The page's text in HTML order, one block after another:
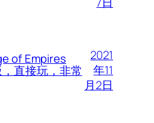
of Empires
直接玩，非常
2021
年11
月2日